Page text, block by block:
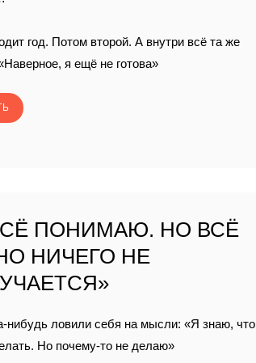
год. Потом второй. А внутри всё та же
я ещё не готова»
ПОНИМАЮ. НО ВСЁ
НИЧЕГО НЕ
нибудь ловили себя на мысли: «Я знаю, что
Но почему-то не делаю»